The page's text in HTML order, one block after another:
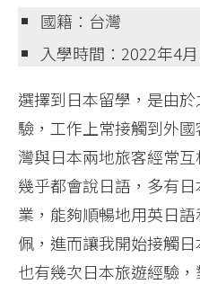
國籍：台灣
入學時間：2022年4月
選擇到日本留學，是由
驗，工作上常接觸到外
灣與日本兩地旅客經常
幾乎都會說日語，多有
業，能夠順暢地用英日
佩，進而讓我開始接觸
也有幾次日本旅遊經驗